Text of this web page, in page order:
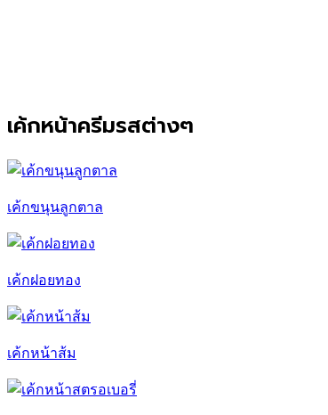
เค้กหน้าครีมรสต่างๆ
เค้กขนุนลูกตาล
เค้กฝอยทอง
เค้กหน้าส้ม